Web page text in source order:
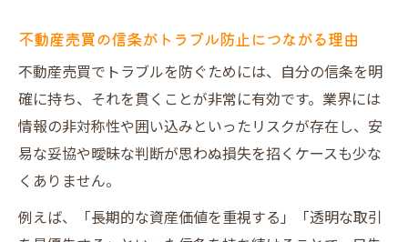
不動産売買の信条がトラブル防止につながる理由
不動産売買でトラブルを防ぐためには、自分の信条を明
確に持ち、それを貫くことが非常に有効です。業界には
情報の非対称性や囲い込みといったリスクが存在し、安
易な妥協や曖昧な判断が思わぬ損失を招くケースも少な
くありません。
例えば、「長期的な資産価値を重視する」「透明な取引